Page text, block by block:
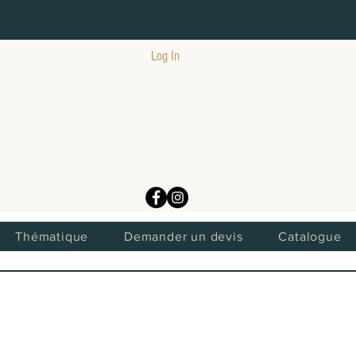
Log In
Thématique Demander un devis Catalogue